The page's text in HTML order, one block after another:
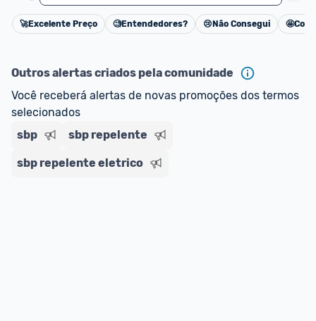
Cancelar
🚀Excelente Preço 🧐Entendedores? 😢 Não Consegui 🤩
Outros alertas criados pela comunidade
Você receberá alertas de novas promoções dos termos
selecionados
sbp
sbp repelente
sbp repelente eletrico